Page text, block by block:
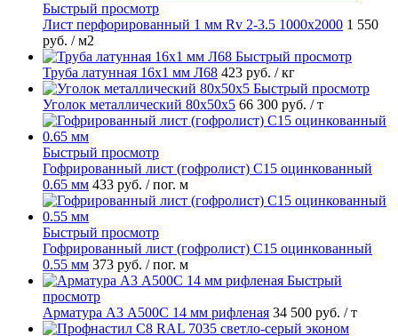
Быстрый просмотр
Лист перфорированный 1 мм Rv 2-3.5 1000х2000 1 550
руб. / м2
Быстрый просмотр
Труба латунная 16х1 мм Л68 423 руб. / кг
Быстрый просмотр
Уголок металлический 80х50х5 66 300 руб. / т
Быстрый просмотр
Гофрированный лист (гофролист) С15 оцинкованный
0.65 мм 433 руб. / пог. м
Быстрый просмотр
Гофрированный лист (гофролист) С15 оцинкованный
0.55 мм 373 руб. / пог. м
Быстрый
просмотр
Арматура А3 А500С 14 мм рифленая 34 500 руб. / т